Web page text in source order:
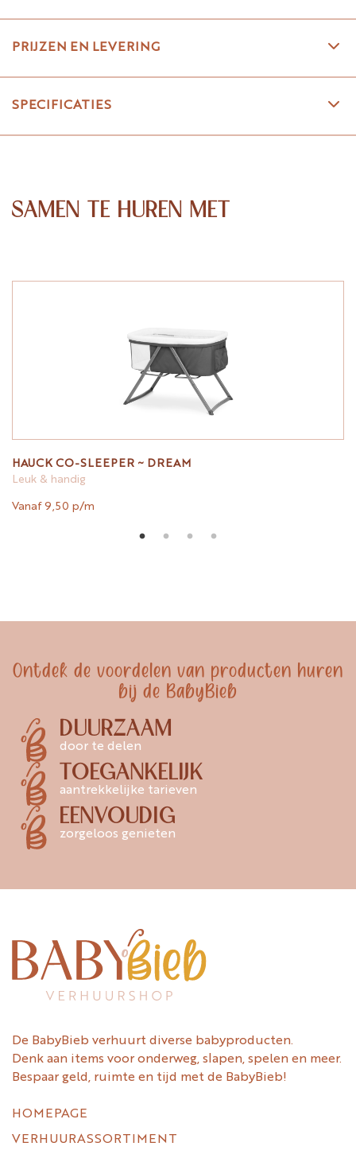
PRIJZEN EN LEVERING
SPECIFICATIES
SAMEN TE HUREN MET
HAUCK CO-SLEEPER ~ DREAM
Leuk & handig
Vanaf 9,50 p/m
Ontdek de voordelen van producten huren
bij de BabyBieb
DUURZAAM
door te delen
TOEGANKELIJK
aantrekkelijke tarieven
EENVOUDIG
zorgeloos genieten
De BabyBieb verhuurt diverse babyproducten.
Denk aan items voor onderweg, slapen, spelen en meer.
Bespaar geld, ruimte en tijd met de BabyBieb!
HOMEPAGE
VERHUURASSORTIMENT